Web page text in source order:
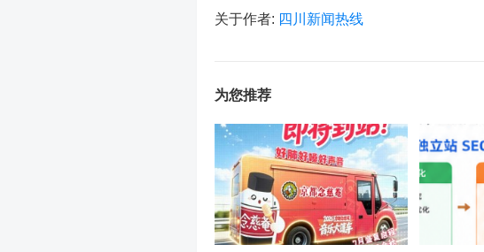
关于作者: 四川新闻热线
为您推荐